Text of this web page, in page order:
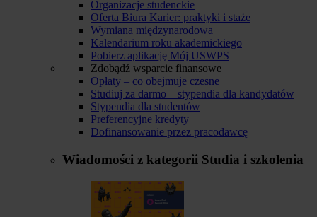
Organizacje studenckie
Oferta Biura Karier: praktyki i staże
Wymiana międzynarodowa
Kalendarium roku akademickiego
Pobierz aplikację Mój USWPS
Zdobądź wsparcie finansowe
Opłaty – co obejmuje czesne
Studiuj za darmo – stypendia dla kandydatów
Stypendia dla studentów
Preferencyjne kredyty
Dofinansowanie przez pracodawcę
Wiadomości z kategorii Studia i szkolenia